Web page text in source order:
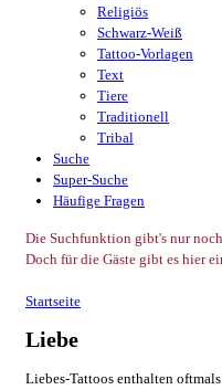
Religiös
Schwarz-Weiß
Tattoo-Vorlagen
Text
Tiere
Traditionell
Tribal
Suche
Super-Suche
Häufige Fragen
Die Suchfunktion gibt's nur
Doch für die Gäste gibt es hier
Startseite
Liebe
Liebes-Tattoos enthalten